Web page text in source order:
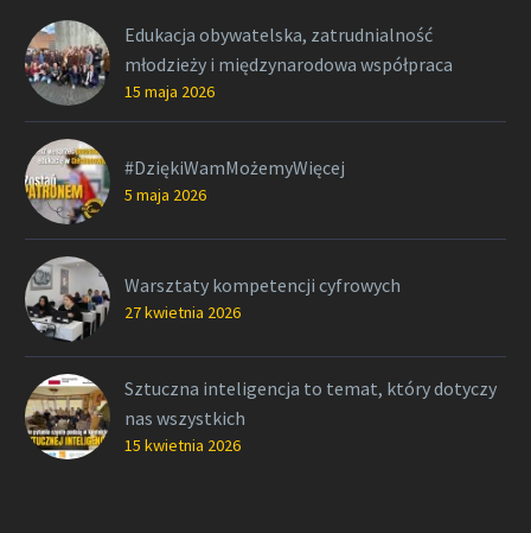
Edukacja obywatelska, zatrudnialność
młodzieży i międzynarodowa współpraca
15 maja 2026
#DziękiWamMożemyWięcej
5 maja 2026
Warsztaty kompetencji cyfrowych
27 kwietnia 2026
Sztuczna inteligencja to temat, który dotyczy
nas wszystkich
15 kwietnia 2026